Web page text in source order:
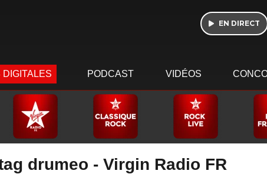
EN DIRECT
DIGITALES PODCAST VIDÉOS
drumeo - Virgin Radio FR